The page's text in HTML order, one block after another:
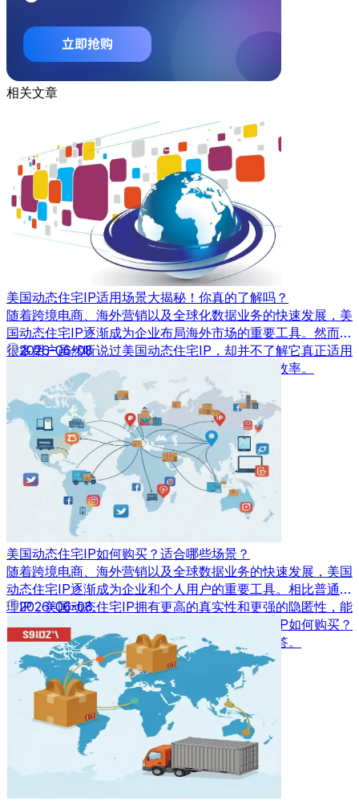
相关文章
美国动态住宅IP适用场景大揭秘！你真的了解吗？
随着跨境电商、海外营销以及全球化数据业务的快速发展，美
国动态住宅IP逐渐成为企业布局海外市场的重要工具。然而，
很多用户虽然听说过美国动态住宅IP，却并不了解它真正适用
于哪些场景，也不清楚如何利用其优势提升业务效率。
2026-06-08
美国动态住宅IP如何购买？适合哪些场景？
随着跨境电商、海外营销以及全球数据业务的快速发展，美国
动态住宅IP逐渐成为企业和个人用户的重要工具。相比普通代
理IP，美国动态住宅IP拥有更高的真实性和更强的隐匿性，能
够满足多种业务场景需求。那么，美国动态住宅IP如何购买？
又适合应用在哪些场景中呢？本文将为您详细解答。
2026-06-08